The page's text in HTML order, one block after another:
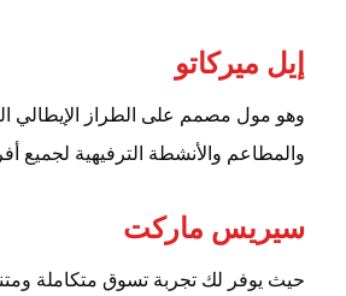
إيل ميركاتو
وهو مول مصمم على الطراز الإيطالي
والمطاعم والأنشطة الترفيهية لجميع
سيريس ماركت
حيث يوفر لك تجربة تسوق متكاملة